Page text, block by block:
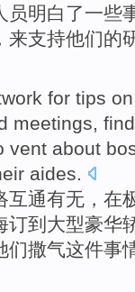
员明白了一些
来支持他们的
for tips
meetings,
vent about
aides.
互通有无 ， 在
订到 大型豪华
们撒气这件事